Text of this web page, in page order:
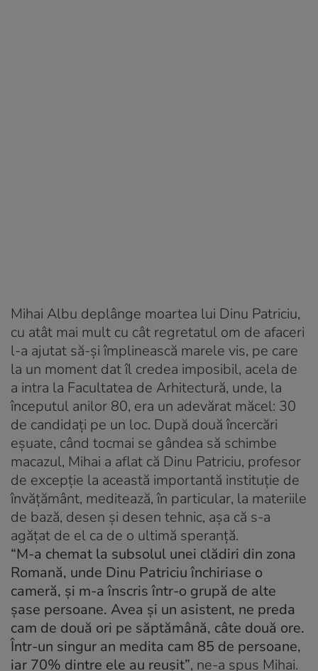
Mihai Albu deplânge moartea lui Dinu Patriciu,
cu atât mai mult cu cât regretatul om de afaceri
l-a ajutat să-şi împlinească marele vis, pe care
la un moment dat îl credea imposibil, acela de
a intra la Facultatea de Arhitectură, unde, la
începutul anilor 80, era un adevărat măcel: 30
de candidaţi pe un loc. După două încercări
eşuate, când tocmai se gândea să schimbe
macazul, Mihai a aflat că Dinu Patriciu, profesor
de excepţie la această importantă instituţie de
învăţământ, meditează, în particular, la materiile
de bază, desen şi desen tehnic, aşa că s-a
agăţat de el ca de o ultimă speranţă.
“M-a chemat la subsolul unei clădiri din zona
Romană, unde Dinu Patriciu închiriase o
cameră, şi m-a înscris într-o grupă de alte
şase persoane. Avea şi un asistent, ne preda
cam de două ori pe săptămână, câte două ore.
Într-un singur an medita cam 85 de persoane,
iar 70% dintre ele au reuşit”, ne-a spus Mihai.